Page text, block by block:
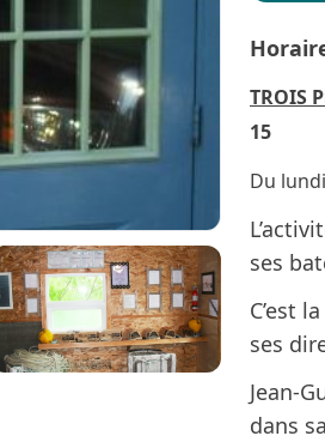
TROIS
15
Du
ses
C’est
ses
Jean-
dans sa